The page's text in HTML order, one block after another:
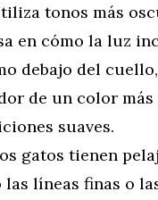
tonos más
en cómo la luz
debajo del
de un color
suaves.
gatos tienen
líneas finas o